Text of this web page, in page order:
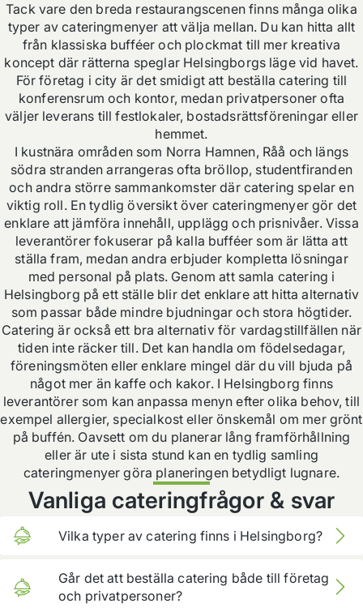
Tack vare den breda restaurangscenen finns många olika
typer av cateringmenyer att välja mellan. Du kan hitta allt
från klassiska bufféer och plockmat till mer kreativa
koncept där rätterna speglar Helsingborgs läge vid havet.
För företag i city är det smidigt att beställa catering till
konferensrum och kontor, medan privatpersoner ofta
väljer leverans till festlokaler, bostadsrättsföreningar eller
hemmet.
I kustnära områden som Norra Hamnen, Råå och längs
södra stranden arrangeras ofta bröllop, studentfiranden
och andra större sammankomster där catering spelar en
viktig roll. En tydlig översikt över cateringmenyer gör det
enklare att jämföra innehåll, upplägg och prisnivåer. Vissa
leverantörer fokuserar på kalla bufféer som är lätta att
ställa fram, medan andra erbjuder kompletta lösningar
med personal på plats. Genom att samla catering i
Helsingborg på ett ställe blir det enklare att hitta alternativ
som passar både mindre bjudningar och stora högtider.
Catering är också ett bra alternativ för vardagstillfällen när
tiden inte räcker till. Det kan handla om födelsedagar,
föreningsmöten eller enklare mingel där du vill bjuda på
något mer än kaffe och kakor. I Helsingborg finns
leverantörer som kan anpassa menyn efter olika behov, till
exempel allergier, specialkost eller önskemål om mer grönt
på buffén. Oavsett om du planerar lång framförhållning
eller är ute i sista stund kan en tydlig samling
cateringmenyer göra planeringen betydligt lugnare.
Vanliga cateringfrågor & svar
Vilka typer av catering finns i Helsingborg?
smörgåstårtor till mer moderna plockmenyer,
grillkoncept och temabufféer.
Går det att beställa catering både till företag
och privatpersoner?